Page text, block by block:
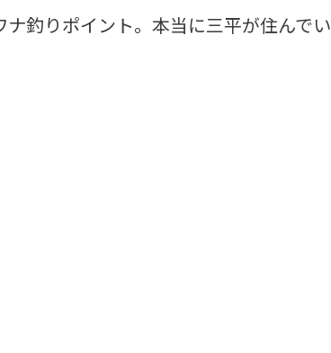
釣りポイント。本当に三平が住んでい